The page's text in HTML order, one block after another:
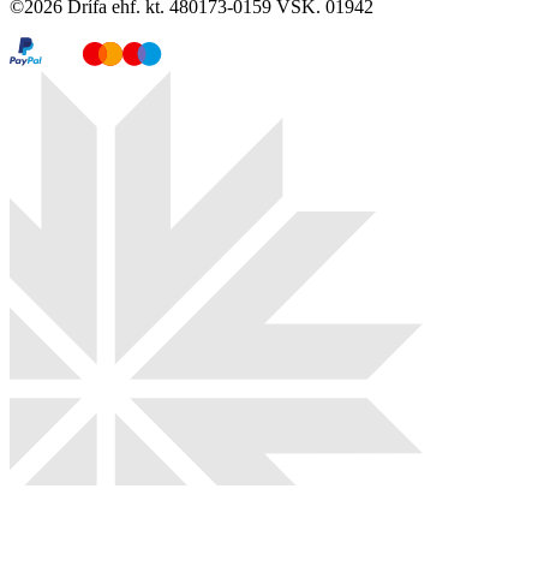
©2026 Drífa ehf. kt. 480173-0159 VSK. 01942